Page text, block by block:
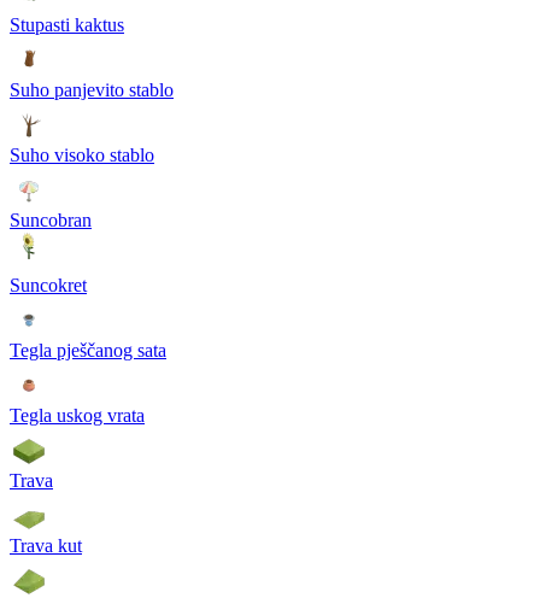
Stupasti kaktus
Suho panjevito stablo
Suho visoko stablo
Suncobran
Suncokret
Tegla pješčanog sata
Tegla uskog vrata
Trava
Trava kut